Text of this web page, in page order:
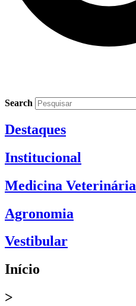
Search
Destaques
Institucional
Medicina Veterinária
Agronomia
Vestibular
Início
>